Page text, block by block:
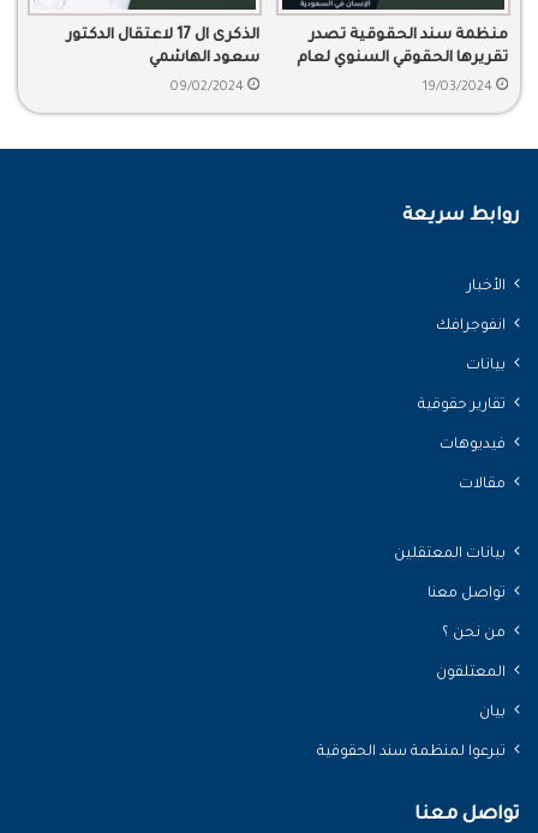
منظمة سند الحقوقية تصدر
تقريرها الحقوقي السنوي لعام
2023
19/03/2024
الذكرى ال 17 لاعتقال الدكتور
سعود الهاشمي
09/02/2024
روابط سريعة
الأخبار
انفوجرافك
بيانات
تقارير حقوقية
فيديوهات
مقالات
بيانات المعتقلين
تواصل معنا
من نحن ؟
المعتلقون
بيان
تبرعوا لمنظمة سند الحقوقية
تواصل معنا